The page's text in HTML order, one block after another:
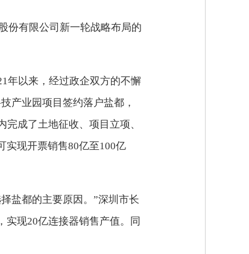
份有限公司新一轮战略布局的
年以来，经过政企双方的不懈
产业园项目签约落户盐都，
成了土地征收、项目立项、
实现开票销售80亿至100亿
盐都的主要原因。”深圳市长
现20亿连接器销售产值。同